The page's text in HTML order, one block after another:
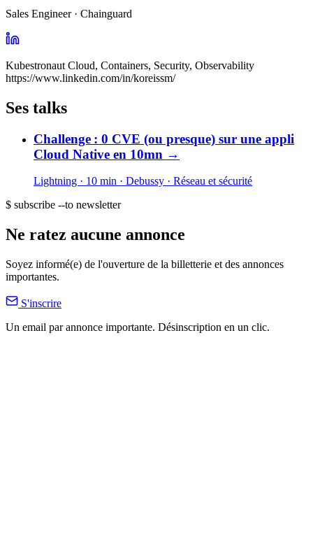
Sales Engineer · Chainguard
Kubestronaut Cloud, Containers, Security, Observability
https://www.linkedin.com/in/koreissm/
Ses talks
Challenge : 0 CVE (ou presque) sur une appli
Cloud Native en 10mn →
Lightning · 10 min · Debussy · Réseau et sécurité
$ subscribe --to newsletter
Ne ratez aucune annonce
Soyez informé(e) de l'ouverture de la billetterie et des annonces
importantes.
S'inscrire
Un email par annonce importante. Désinscription en un clic.